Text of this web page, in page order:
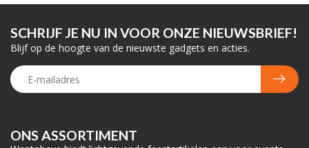
ONS ASSORTIMENT
SCHRIJF JE NU IN VOOR ONZE NIEUWSBRIEF!
Blijf op de hoogte van de nieuwste gadgets en acties.